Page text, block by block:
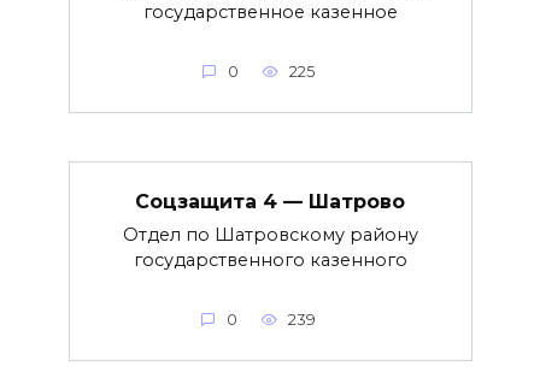
государственное казенное
0 225
Соцзащита 4 — Шатрово
Отдел по Шатровскому району
государственного казенного
0 239